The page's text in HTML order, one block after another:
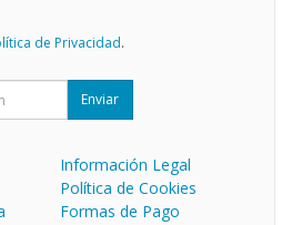
de Privacidad.
Enviar
Información Legal
Política de Cookies
Formas de Pago